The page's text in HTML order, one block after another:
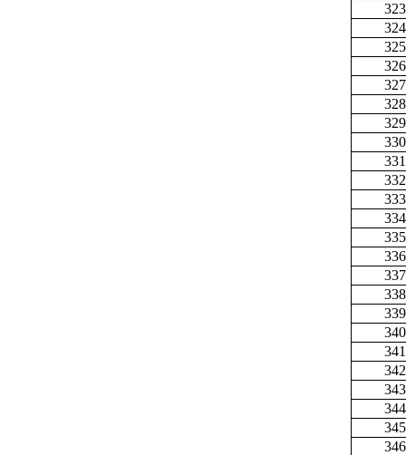
323
324
325
326
327
328
329
330
331
332
333
334
335
336
337
338
339
340
341
342
343
344
345
346